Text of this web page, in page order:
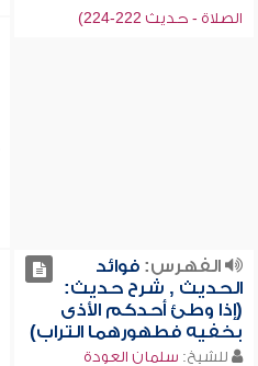
الصلاة - حديث 222-224)
الفهرس:فوائد
الحديث , شرح حديث:
(إذا وطئ أحدكم الأذى
بخفيه فطهورهما التراب)
للشيخ: سلمان العودة